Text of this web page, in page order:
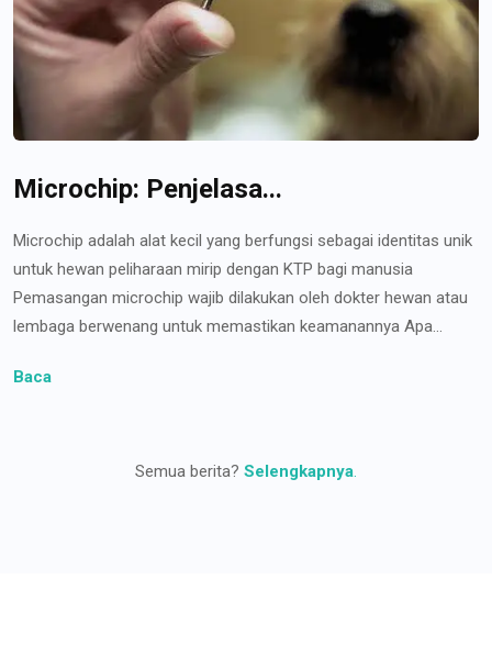
Microchip: Penjelasa...
Microchip adalah alat kecil yang berfungsi sebagai identitas unik
untuk hewan peliharaan mirip dengan KTP bagi manusia
Pemasangan microchip wajib dilakukan oleh dokter hewan atau
lembaga berwenang untuk memastikan keamanannya Apa...
Baca
Semua berita? Selengkapnya.